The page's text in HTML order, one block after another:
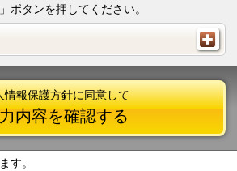
ボタンを押してください。
情報保護方針に同意して
内容を確認する
す。